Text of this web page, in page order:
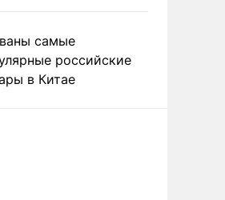
самые
российские
в Китае